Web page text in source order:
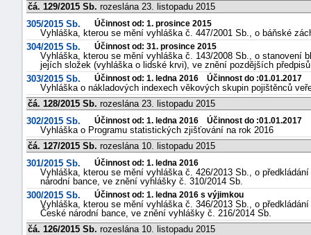
čá. 129/2015 Sb. rozeslána 23. listopadu 2015
305/2015 Sb.
Účinnost od: 1. prosince 2015
Vyhláška, kterou se mění vyhláška č. 447/2001 Sb., o báňské
304/2015 Sb.
Účinnost od: 31. prosince 2015
Vyhláška, kterou se mění vyhláška č. 143/2008 Sb., o stanovení
jejích složek (vyhláška o lidské krvi), ve znění pozdějších předpisů
303/2015 Sb.
Účinnost od: 1. ledna 2016 Účinnost do :01.01.2017
Vyhláška o nákladových indexech věkových skupin pojištěnců
čá. 128/2015 Sb. rozeslána 23. listopadu 2015
302/2015 Sb.
Účinnost od: 1. ledna 2016 Účinnost do :01.01.2017
Vyhláška o Programu statistických zjišťování na rok 2016
čá. 127/2015 Sb. rozeslána 10. listopadu 2015
301/2015 Sb.
Účinnost od: 1. ledna 2016
Vyhláška, kterou se mění vyhláška č. 426/2013 Sb., o
národní bance, ve znění vyhlášky č. 310/2014 Sb.
300/2015 Sb.
Účinnost od: 1. ledna 2016 s výjimkou
Vyhláška, kterou se mění vyhláška č. 346/2013 Sb., o
České národní bance, ve znění vyhlášky č. 216/2014 Sb.
čá. 126/2015 Sb. rozeslána 10. listopadu 2015